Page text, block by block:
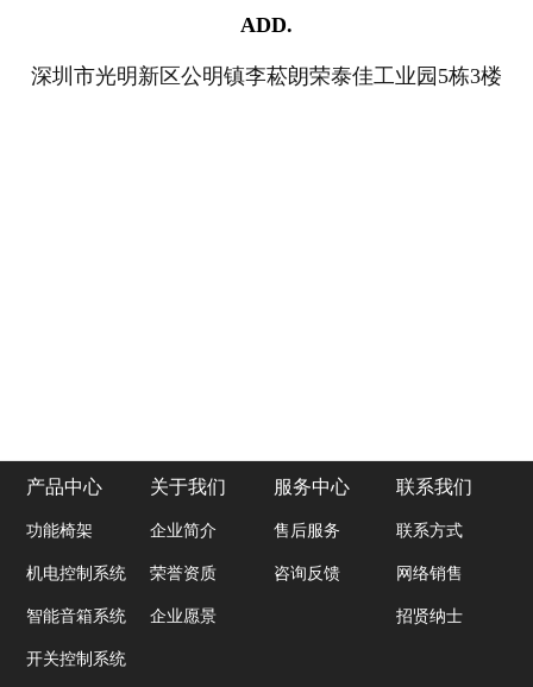
ADD.
深圳市光明新区公明镇李菘朗荣泰佳工业园5栋3楼
产品中心
功能椅架
机电控制系统
智能音箱系统
开关控制系统
关于我们
企业简介
荣誉资质
企业愿景
服务中心
售后服务
咨询反馈
联系我们
联系方式
网络销售
招贤纳士